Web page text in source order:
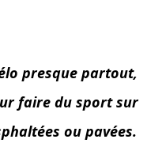
presque partout,
faire du sport sur
ou pavées.